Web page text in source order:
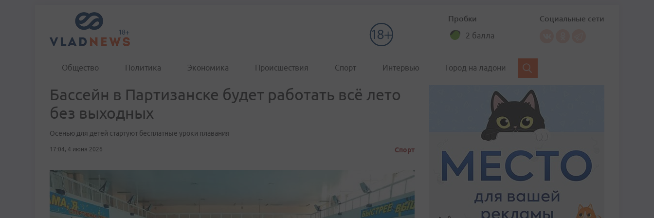
Пробки
2 балла
Социальные сети
Общество Политика Экономика Происшествия Спорт Интервью Город на ладони
Бассейн в Партизанске будет работать всё лето
без выходных
Осенью для детей стартуют бесплатные уроки плавания
17:04, 4 июня 2026 Спорт